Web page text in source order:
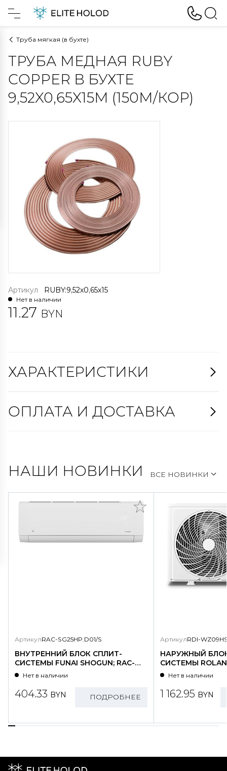
Труба мягкая (в бухте)
ТРУБА МЕДНАЯ RUBY
COPPER В БУХТЕ
9,52X0,65X15M (150М/КОР)
Артикул RUBY:9,52x0,65x15
Нет в наличии
11.27 BYN
ХАРАКТЕРИСТИКИ
ОПЛАТА И ДОСТАВКА
НАШИ НОВИНКИ ВСЕ НОВИНКИ
АртикулRAC-SG25HP.D01/S
ВНУТРЕННИЙ БЛОК СПЛИТ-
СИСТЕМЫ FUNAI SHOGUN; RAC-
SG25HP.D01/S
Нет в наличии
404.33 BYN ПОДРОБНЕЕ
АртикулRDI-
НАРУЖНЫЙ
СИСТЕМЫ
WZ09HSS/N1-
Нет в наличии
1 162.95 BYN